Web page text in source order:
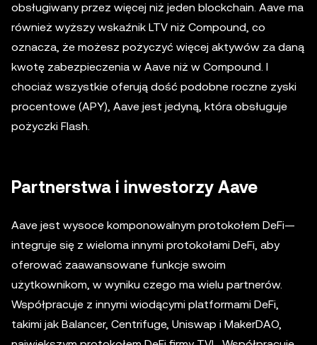
obsługiwany przez więcej niż jeden blockchain. Aave ma
również wyższy wskaźnik LTV niż Compound, co
oznacza, że możesz pożyczyć więcej aktywów za daną
kwotę zabezpieczenia w Aave niż w Compound. I
chociaż wszystkie oferują dość podobne roczne zyski
procentowe (APY), Aave jest jedyną, która obsługuje
pożyczki Flash.
Partnerstwa i inwestorzy Aave
Aave jest wysoce komponowalnym protokołem DeFi—
integruje się z wieloma innymi protokołami DeFi, aby
oferować zaawansowane funkcje swoim
użytkownikom, w wyniku czego ma wielu partnerów.
Współpracuje z innymi wiodącymi platformami DeFi,
takimi jak Balancer, Centrifuge, Uniswap i MakerDAO,